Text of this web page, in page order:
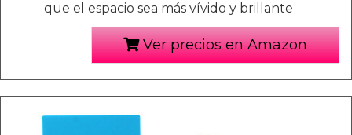
que el espacio sea más vívido y brillante
Ver precios en Amazon